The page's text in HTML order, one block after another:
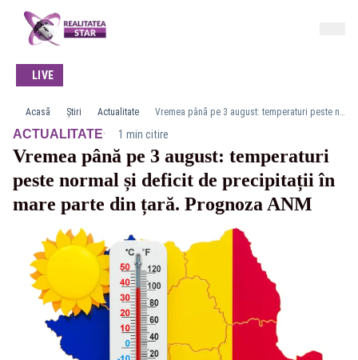
LIVE
Acasă Știri Actualitate Vremea până pe 3 august: temperaturi peste normal și deficit de precipitații în mare parte din țară. Prognoza ANM
ACTUALITATE· 1 min citire
Vremea până pe 3 august: temperaturi
peste normal și deficit de precipitații în
mare parte din țară. Prognoza ANM